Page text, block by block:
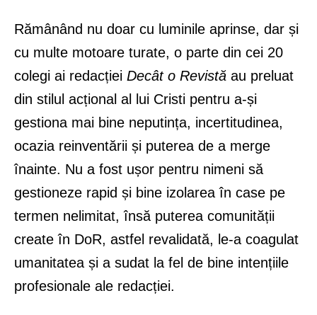
Rămânând nu doar cu luminile aprinse, dar și
cu multe motoare turate, o parte din cei 20
colegi ai redacției Decât o Revistă au preluat
din stilul acțional al lui Cristi pentru a-și
gestiona mai bine neputința, incertitudinea,
ocazia reinventării și puterea de a merge
înainte. Nu a fost ușor pentru nimeni să
gestioneze rapid și bine izolarea în case pe
termen nelimitat, însă puterea comunității
create în DoR, astfel revalidată, le-a coagulat
umanitatea și a sudat la fel de bine intențiile
profesionale ale redacției.